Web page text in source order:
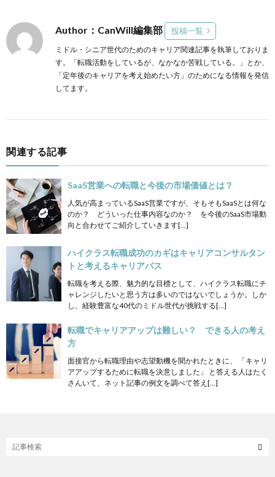
Author：CanWill編集部 投稿一覧
ミドル・シニア世代のためのキャリア関連記事を執筆しておりま
す。「転職活動をしているが、なかなか苦戦している。」とか、
「定年後のキャリアを考え始めたい方」のためになる情報を発信
してます。
関連する記事
SaaS営業への転職と今後の市場価値とは？
人気が高まっているSaaS営業ですが、そもそもSaaSとは何な
のか？ どういった仕事内容なのか？ を今後のSaaS市場動
向と合わせてご紹介していきます[…]
ハイクラス転職成功のカギはキャリアコンサルタン
トと考えるキャリアパス
転職を考える際、魅力的な目標として、ハイクラス転職にチ
ャレンジしたいと思う方は多いのではないでしょうか。しか
し、経験豊富な40代のミドル世代が挑戦する[…]
転職でキャリアアップは難しい？ できる人の考え
方
面接官から転職理由や志望動機を聞かれたときに、 「キャリ
アアップするために転職を決意しました」 と答える人はたく
さんいて、ネット記事の例文を調べて答え[…]